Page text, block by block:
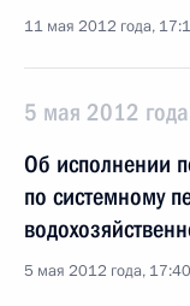
11 мая 2012 года,
5 мая 2012
Об исполнении
по системному
5 мая 2012 года, 17:40